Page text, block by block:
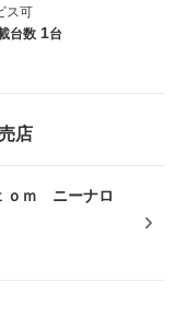
ス可
台数 1台
店
ｏｍ ニーナロ